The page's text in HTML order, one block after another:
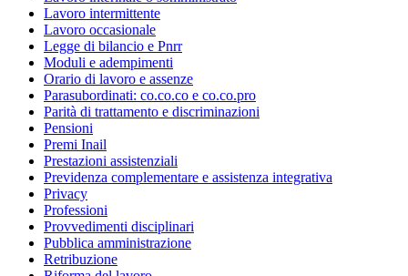
Lavoro intermittente
Lavoro occasionale
Legge di bilancio e Pnrr
Moduli e adempimenti
Orario di lavoro e assenze
Parasubordinati: co.co.co e co.co.pro
Parità di trattamento e discriminazioni
Pensioni
Premi Inail
Prestazioni assistenziali
Previdenza complementare e assistenza integrativa
Privacy
Professioni
Provvedimenti disciplinari
Pubblica amministrazione
Retribuzione